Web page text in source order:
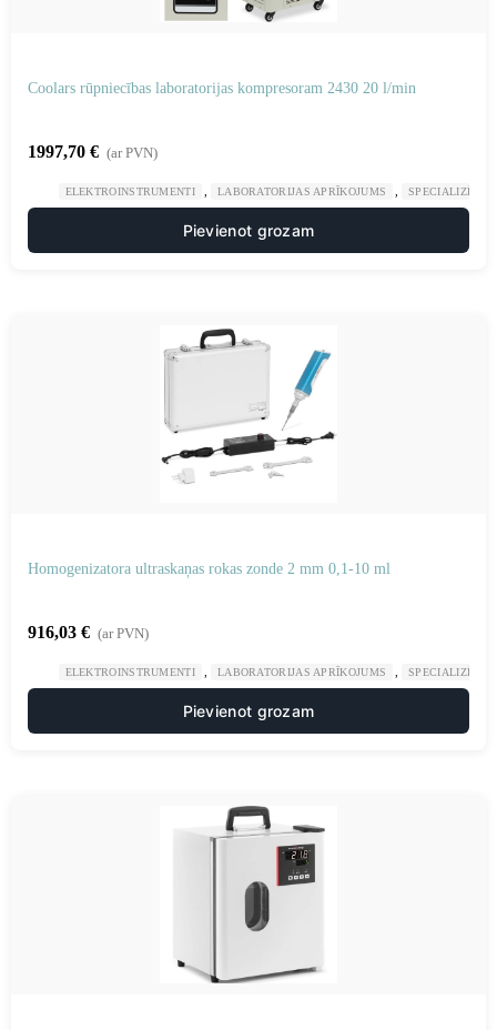
Coolars rūpniecības laboratorijas kompresoram 2430 20 l/min
1997,70 € (ar PVN)
ELEKTROINSTRUMENTI LABORATORIJAS APRĪKOJUMS
Pievienot grozam
Homogenizatora ultraskaņas rokas zonde 2 mm 0,1-10 ml
916,03 € (ar PVN)
ELEKTROINSTRUMENTI LABORATORIJAS APRĪKOJUMS
Pievienot grozam